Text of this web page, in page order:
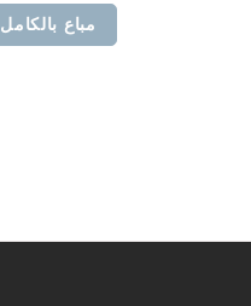
مباع بالكامل